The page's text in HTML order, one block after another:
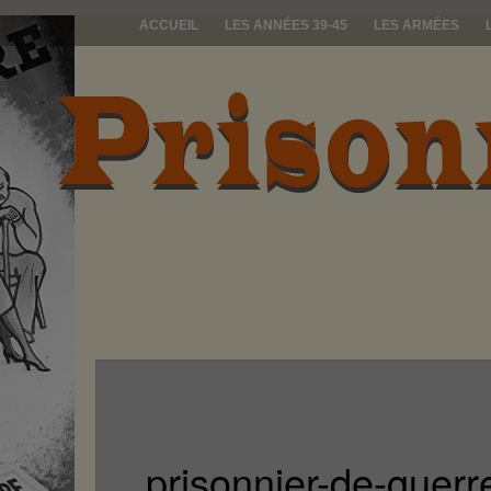
ACCUEIL LES ANNÉES 39-45 LES ARMÉES
prisonniers